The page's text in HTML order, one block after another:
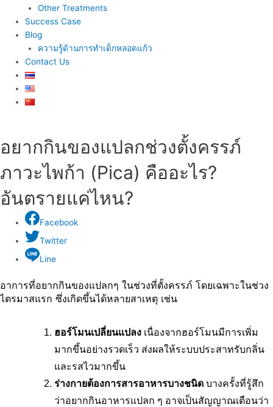
Other Treatments
Success Case
Blog
ความรู้ด้านการทำเด็กหลอดแก้ว
Contact Us
อยากกินของแปลกช่วงตั้งครรภ์
ภาวะไพก้า (Pica) คืออะไร?
อันตรายแค่ไหน?
Facebook
Twitter
Line
อาการที่อยากกินของแปลกๆ ในช่วงที่ตั้งครรภ์ โดยเฉพาะในช่วง
ไตรมาสแรก ซึ่งเกิดขึ้นได้หลายสาเหตุ เช่น
ฮอร์โมนเปลี่ยนแปลง เนื่องจากฮอร์โมนมีการเพิ่ม
มากขึ้นอย่างรวดเร็ว ส่งผลให้ระบบประสาทรับกลิ่น
และรสไวมากขึ้น
ร่างกายต้องการสารอาหารบางชนิด บางครั้งที่รู้สึก
ว่าอยากกินอาหารแปลก ๆ อาจเป็นสัญญาณเตือนว่า